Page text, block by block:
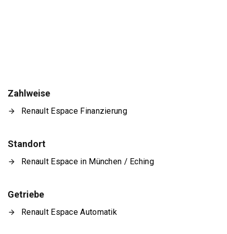
Zahlweise
Renault Espace Finanzierung
Standort
Renault Espace in München / Eching
Getriebe
Renault Espace Automatik